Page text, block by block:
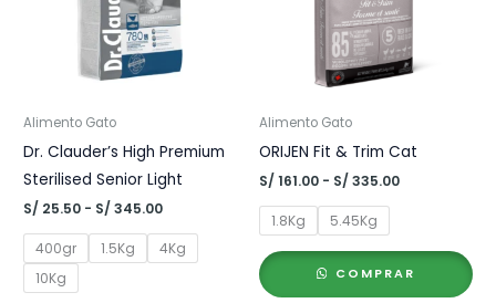
Alimento Gato
Dr. Clauder’s High Premium
Sterilised Senior Light
S/ 25.50 - S/ 345.00Rango
precios:
desde
400gr 1.5Kg
4Kg
10Kg
Alimento Gato
ORIJEN Fit & Trim Cat
S/ 161.00 - S/ 335.00Rango
S/ 161.00
hasta
1.8Kg 5.45Kg
COMPRAR